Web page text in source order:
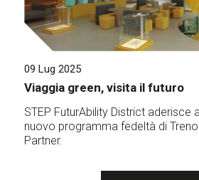
09 Lug 2025
Viaggia green, visita il futuro
STEP FuturAbility District aderisce
nuovo programma fedeltà di
Partner.